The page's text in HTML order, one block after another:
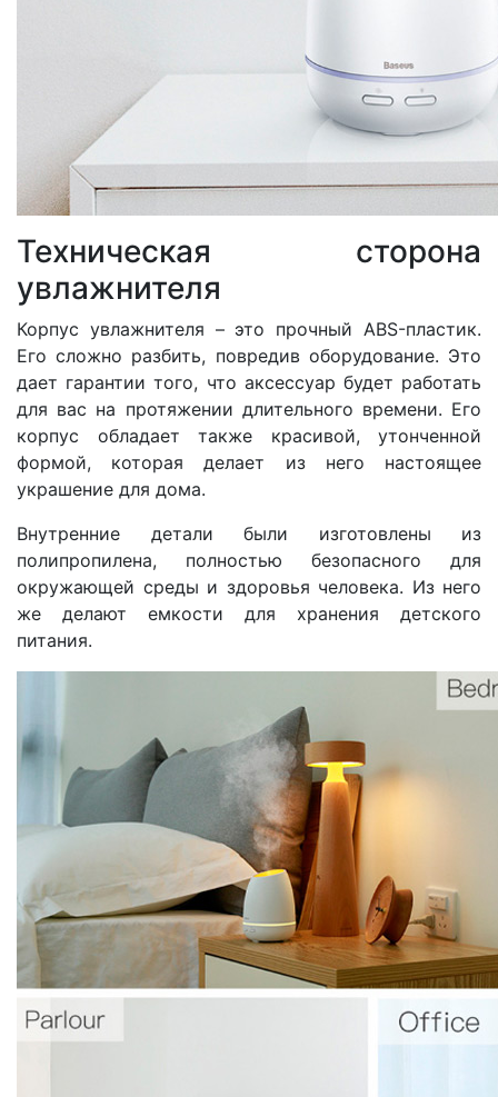
Техническая сторона
увлажнителя
Корпус увлажнителя – это прочный ABS-пластик.
Его сложно разбить, повредив оборудование. Это
дает гарантии того, что аксессуар будет работать
для вас на протяжении длительного времени. Его
корпус обладает также красивой, утонченной
формой, которая делает из него настоящее
украшение для дома.
Внутренние детали были изготовлены из
полипропилена, полностью безопасного для
окружающей среды и здоровья человека. Из него
же делают емкости для хранения детского
питания.